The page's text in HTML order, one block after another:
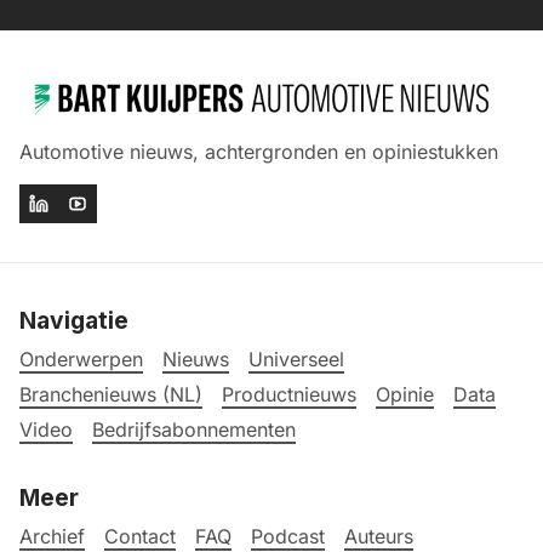
Automotive nieuws, achtergronden en opiniestukken
Navigatie
Onderwerpen Nieuws
Universeel
Branchenieuws (NL)
Productnieuws Opinie
Data
Video
Bedrijfsabonnementen
Meer
Archief Contact FAQ Podcast Auteurs